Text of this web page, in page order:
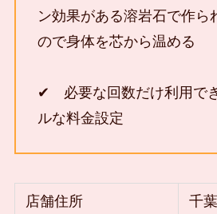
ン効果がある溶岩石で作ら
ので身体を芯から温める
✔ 必要な回数だけ利用で
ルな料金設定
店舗住所
千